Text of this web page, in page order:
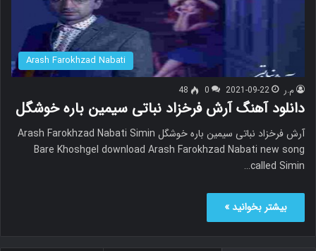
Arash Farokhzad Nabati
م.ر 2021-09-22
0
48
دانلود آهنگ آرش فرخزاد نباتی سیمین باره خوشگل
آرش فرخزاد نباتی سیمین باره خوشگل Arash Farokhzad Nabati Simin
Bare Khoshgel download Arash Farokhzad Nabati new song
called Simin…
بیشتر بخوانید »